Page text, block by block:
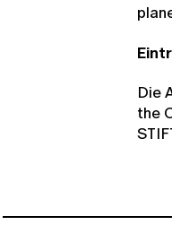
Die
the